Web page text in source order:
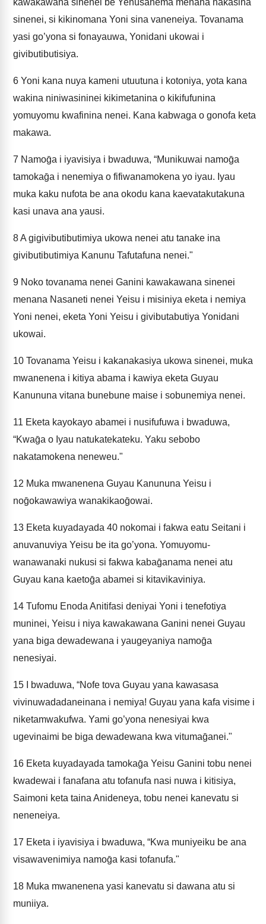
kawakawana sinenei be Yenusanema menana nakasina
sinenei, si kikinomana Yoni sina vaneneiya. Tovanama
yasi go’yona si fonayauwa, Yonidani ukowai i
givibutibutisiya.
6 Yoni kana nuya kameni utuutuna i kotoniya, yota kana
wakina niniwasininei kikimetanina o kikifufunina
yomuyomu kwafinina nenei. Kana kabwaga o gonofa keta
makawa.
7 Namoḡa i iyavisiya i bwaduwa, “Munikuwai namoḡa
tamokaḡa i nenemiya o fifiwanamokena yo iyau. Iyau
muka kaku nufota be ana okodu kana kaevatakutakuna
kasi unava ana yausi.
8A gigivibutibutimiya ukowa nenei atu tanake ina
givibutibutimiya Kanunu Tafutafuna nenei."
9 Noko tovanama nenei Ganini kawakawana sinenei
menana Nasaneti nenei Yeisu i misiniya eketa i nemiya
Yoni nenei, eketa Yoni Yeisu i givibutabutiya Yonidani
ukowai.
10 Tovanama Yeisu i kakanakasiya ukowa sinenei, muka
mwanenena i kitiya abama i kawiya eketa Guyau
Kanununa vitana bunebune maise i sobunemiya nenei.
11 Eketa kayokayo abamei i nusifufuwa i bwaduwa,
“Kwaḡa o Iyau natukatekateku. Yaku sebobo
nakatamokena neneweu."
12 Muka mwanenena Guyau Kanununa Yeisu i
noḡokawawiya wanakikaoḡowai.
13 Eketa kuyadayada 40 nokomai i fakwa eatu Seitani i
anuvanuviya Yeisu be ita go’yona. Yomuyomu-
wanawanaki nukusi si fakwa kabaḡanama nenei atu
Guyau kana kaetoḡa abamei si kitavikaviniya.
14 Tufomu Enoda Anitifasi deniyai Yoni i tenefotiya
muninei, Yeisu i niya kawakawana Ganini nenei Guyau
yana biga dewadewana i yaugeyaniya namoḡa
nenesiyai.
15 I bwaduwa, “Nofe tova Guyau yana kawasasa
vivinuwadadaneinana i nemiya! Guyau yana kafa visime i
niketamwakufwa. Yami go’yona nenesiyai kwa
ugevinaimi be biga dewadewana kwa vitumaḡanei."
16 Eketa kuyadayada tamokaḡa Yeisu Ganini tobu nenei
kwadewai i fanafana atu tofanufa nasi nuwa i kitisiya,
Saimoni keta taina Anideneya, tobu nenei kanevatu si
neneneiya.
17 Eketa i iyavisiya i bwaduwa, “Kwa muniyeiku be ana
visawavenimiya namoḡa kasi tofanufa."
18 Muka mwanenena yasi kanevatu si dawana atu si
muniiya.